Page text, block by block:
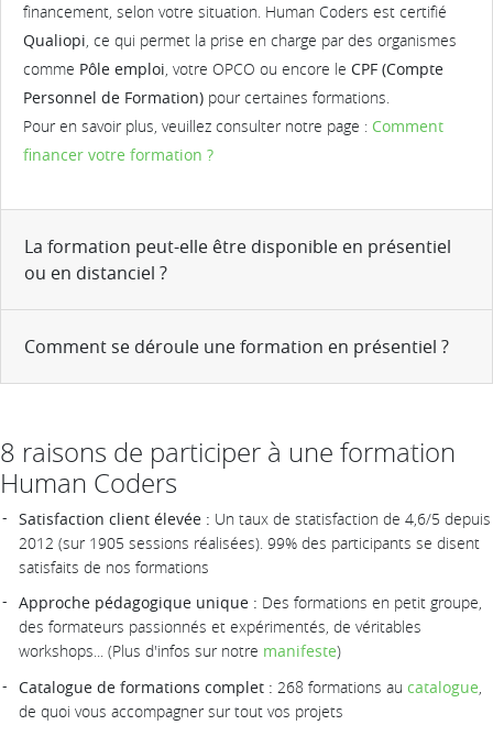
financement, selon votre situation. Human Coders est certifié
Qualiopi, ce qui permet la prise en charge par des organismes
comme Pôle emploi, votre OPCO ou encore le CPF (Compte
Personnel de Formation) pour certaines formations.
Pour en savoir plus, veuillez consulter notre page : Comment
financer votre formation ?
La formation peut-elle être disponible en présentiel
ou en distanciel ?
Comment se déroule une formation en présentiel ?
8 raisons de participer à une formation
Human Coders
Satisfaction client élevée : Un taux de statisfaction de 4,6/5 depuis
2012 (sur 1905 sessions réalisées). 99% des participants se disent
satisfaits de nos formations
Approche pédagogique unique : Des formations en petit groupe,
des formateurs passionnés et expérimentés, de véritables
workshops... (Plus d'infos sur notre manifeste)
Catalogue de formations complet : 268 formations au catalogue,
de quoi vous accompagner sur tout vos projets